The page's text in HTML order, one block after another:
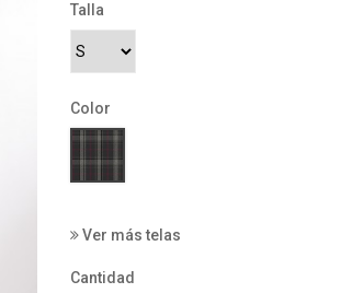
Talla
Color
012700-
9002
Ver más telas
Cantidad